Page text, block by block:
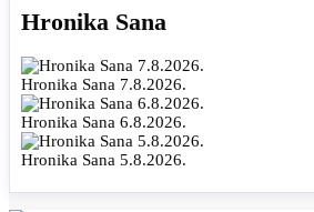
Hronika Sana
Hronika Sana 7.8.2026.
Hronika Sana 6.8.2026.
Hronika Sana 5.8.2026.